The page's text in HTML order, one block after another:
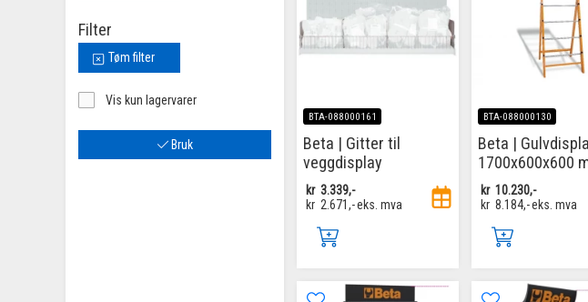
Filter
Tøm filter
Vis kun lagervarer
Bruk
BTA-088000161
Beta | Gitter til
veggdisplay
kr 3.339,-
kr 2.671,-eks. mva
BTA-088000130
Beta |
1700x600x600
kr 10.230,-
kr 8.184,-eks. mva